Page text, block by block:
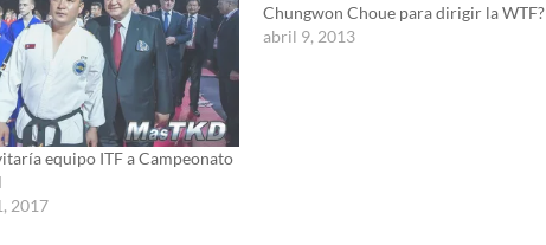
equipo ITF a Campeonato
2017
Chungwon Choue para dirigir la WTF?
abril 9, 2013